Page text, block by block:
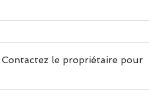
: un guide
Les
le propriétaire pour